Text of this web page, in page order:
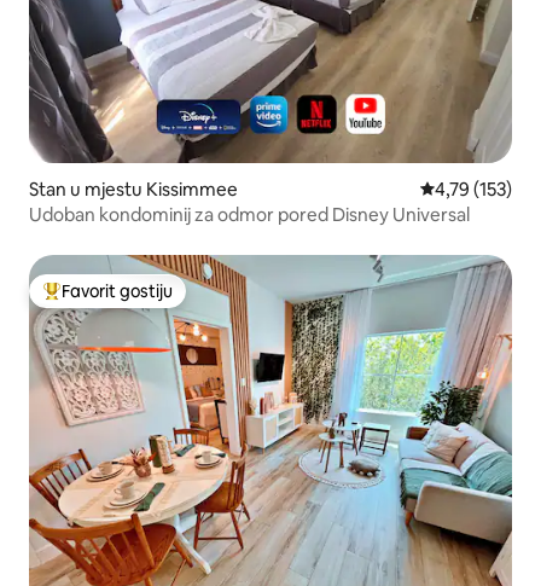
Stan u mjestu Kissimmee Prosječna
4,79 (153)
Udoban kondominij za odmor pored Disney Universal
Glavni favorit gostiju
Favorit gostiju